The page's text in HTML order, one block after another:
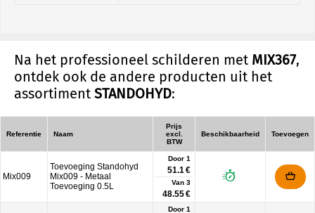
Na het professioneel schilderen met MIX367,
ontdek ook de andere producten uit het
assortiment STANDOHYD:
Referentie Naam
Prijs
excl.
BTW
Beschikbaarheid Toevoegen
Mix009
Toevoeging Standohyd
Mix009 - Metaal
Toevoeging 0.5L
Door 1
51.1 €
Van 3
48.55 €
Door 1